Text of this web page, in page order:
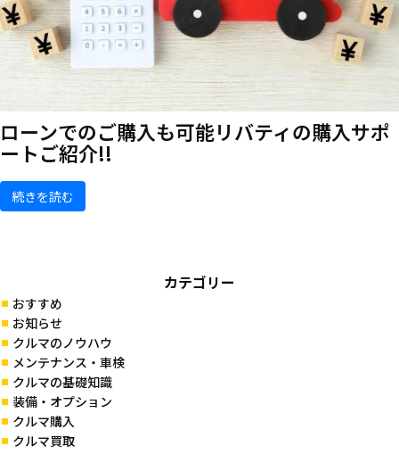
ローンでのご購入も可能リバティの購入サポ
ートご紹介!!
続きを読む
カテゴリー
おすすめ
お知らせ
クルマのノウハウ
メンテナンス・車検
クルマの基礎知識
装備・オプション
クルマ購入
クルマ買取